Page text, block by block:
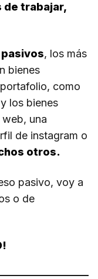
de trabajar,
, los más
bienes
como
los bienes
una
de instagram o
otros.
pasivo, voy a
o de